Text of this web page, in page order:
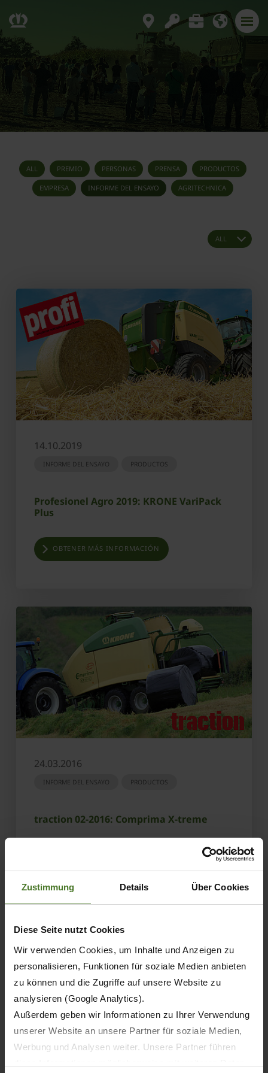
Zustimmung Details Über Cookies
Diese Seite nutzt Cookies
Wir verwenden Cookies, um Inhalte und Anzeigen zu
personalisieren, Funktionen für soziale Medien anbieten
zu können und die Zugriffe auf unsere Website zu
analysieren (Google Analytics).
Außerdem geben wir Informationen zu Ihrer Verwendung
unserer Website an unsere Partner für soziale Medien,
Werbung und Analysen weiter. Unsere Partner führen
ALL PREMIO PERSONAS PRENSA PRODUCTOS
EMPRESA INFORME DEL ENSAYO AGRITECHNICA
14.10.2019
INFORME DEL ENSAYO PRODUCTOS
Profesionel Agro 2019: KRONE VariPack
Plus
OBTENER MÁS INFORMACIÓN
24.03.2016
INFORME DEL ENSAYO PRODUCTOS
traction 02-2016: Comprima X-treme
23.02.2015